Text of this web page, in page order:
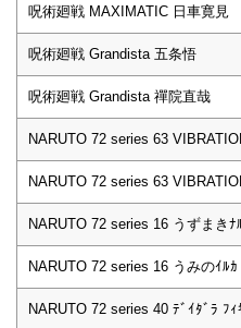
呪術廻戦 MAXIMATIC 日車寛見
呪術廻戦 Grandista 五条悟
呪術廻戦 Grandista 禪院直哉
NARUTO 72 series 63
NARUTO 72 series 63
NARUTO 72 series 16 うずまきﾅ
NARUTO 72 series 16 うみのｲﾙｶ
NARUTO 72 series 40 ﾃﾞｲﾀﾞﾗ ﾌｨ